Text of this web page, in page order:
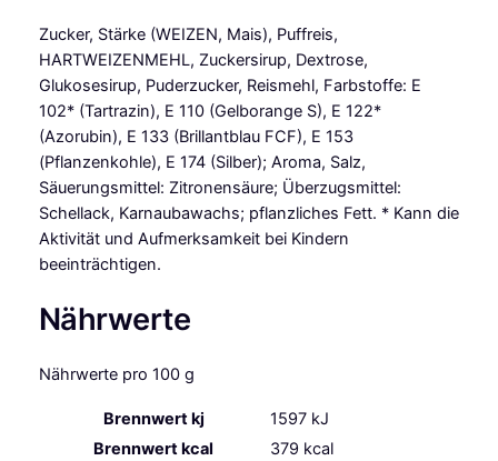
Zucker, Stärke (WEIZEN, Mais), Puffreis,
HARTWEIZENMEHL, Zuckersirup, Dextrose,
Glukosesirup, Puderzucker, Reismehl, Farbstoffe: E
102* (Tartrazin), E 110 (Gelborange S), E 122*
(Azorubin), E 133 (Brillantblau FCF), E 153
(Pflanzenkohle), E 174 (Silber); Aroma, Salz,
Säuerungsmittel: Zitronensäure; Überzugsmittel:
Schellack, Karnaubawachs; pflanzliches Fett. * Kann die
Aktivität und Aufmerksamkeit bei Kindern
beeinträchtigen.
Nährwerte
Nährwerte pro 100 g
Brennwert kj 1597 kJ
Brennwert kcal
379 kcal